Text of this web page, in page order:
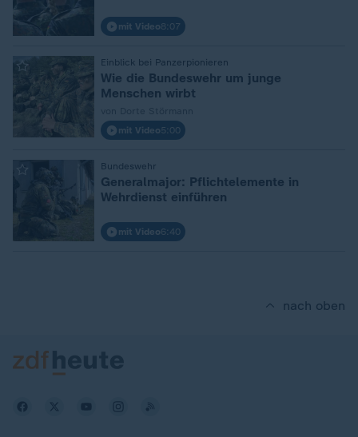
mit Video8:07
Einblick bei Panzerpionieren
Wie die Bundeswehr um junge
Menschen wirbt
mit Video5:00
Bundeswehr
Generalmajor: Pflichtelemente in
Wehrdienst einführen
mit Video6:40
nach oben